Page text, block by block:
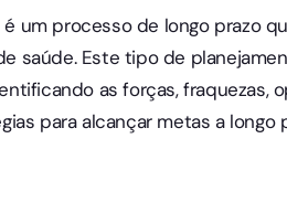
um processo de longo prazo
saúde. Este tipo de
as forças, fraquezas,
para alcançar metas a longo